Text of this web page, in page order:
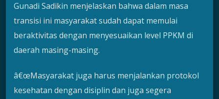
Gunadi Sadikin menjelaskan bahwa dalam masa
transisi ini masyarakat sudah dapat memulai
beraktivitas dengan menyesuaikan level PPKM di
daerah masing-masing.
â€œMasyarakat juga harus menjalankan protokol
kesehatan dengan disiplin dan juga segera